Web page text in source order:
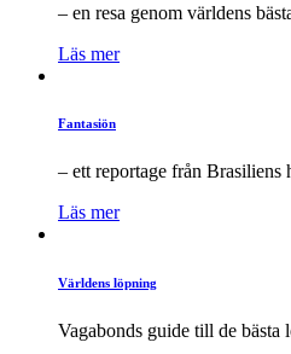
– en resa genom världens
Läs mer
Fantasiön
– ett reportage från Brasiliens
Läs mer
Världens löpning
Vagabonds guide till de bästa